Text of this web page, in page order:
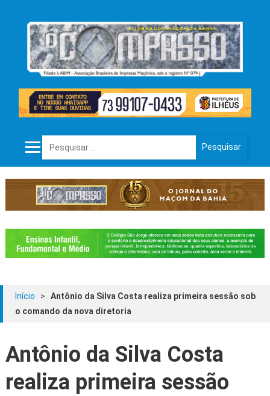
Pesquisar por:
Início >
Antônio da Silva Costa realiza primeira sessão sob
o comando da nova diretoria
Antônio da Silva Costa
realiza primeira sessão